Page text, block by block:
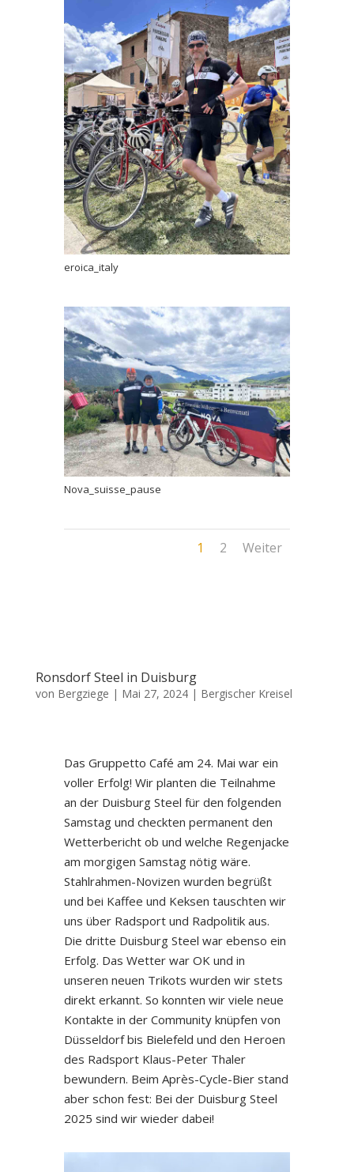
eroica_italy
Nova_suisse_pause
1 2 Weiter
Ronsdorf Steel in Duisburg
von Bergziege | Mai 27, 2024| Bergischer Kreisel
Das Gruppetto Café am 24. Mai war ein
voller Erfolg! Wir planten die Teilnahme
an der Duisburg Steel für den folgenden
Samstag und checkten permanent den
Wetterbericht ob und welche Regenjacke
am morgigen Samstag nötig wäre.
Stahlrahmen-Novizen wurden begrüßt
und bei Kaffee und Keksen tauschten wir
uns über Radsport und Radpolitik aus.
Die dritte Duisburg Steel war ebenso ein
Erfolg. Das Wetter war OK und in
unseren neuen Trikots wurden wir stets
direkt erkannt. So konnten wir viele neue
Kontakte in der Community knüpfen von
Düsseldorf bis Bielefeld und den Heroen
des Radsport Klaus-Peter Thaler
bewundern. Beim Après-Cycle-Bier stand
aber schon fest: Bei der Duisburg Steel
2025 sind wir wieder dabei!